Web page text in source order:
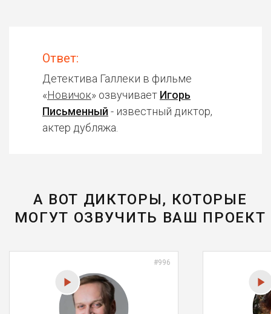
Ответ:
Детектива Галлеки в фильме
«Новичок» озвучивает Игорь
Письменный - известный диктор,
актер дубляжа.
А ВОТ ДИКТОРЫ, КОТОРЫЕ
МОГУТ ОЗВУЧИТЬ ВАШ ПРОЕКТ
#996